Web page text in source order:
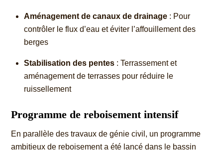
Aménagement de canaux de drainage : Pour
contrôler le flux d’eau et éviter l’affouillement des
berges
Stabilisation des pentes : Terrassement et
aménagement de terrasses pour réduire le
ruissellement
Programme de reboisement intensif
En parallèle des travaux de génie civil, un programme
ambitieux de reboisement a été lancé dans le bassin